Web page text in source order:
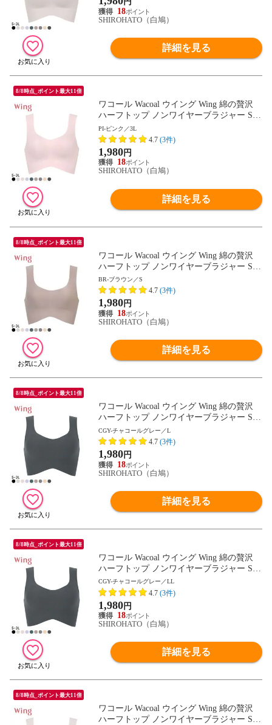
18
SHIROHATO（白鳩）
詳細を見る
8/8時点_ポイント最大11倍
ワコール Wacoal ウイング Wing 綿の贅沢
ハーフトップ ノンワイヤーブラジャー S-3
L ワイヤレスブラ 耐静電気 吸放湿
PI-ピンク／3L
4.7 (3件)
1,980円
18
SHIROHATO（白鳩）
詳細を見る
8/8時点_ポイント最大11倍
ワコール Wacoal ウイング Wing 綿の贅沢
ハーフトップ ノンワイヤーブラジャー S-3
L ワイヤレスブラ 耐静電気 吸放湿
BR-ブラウン／S
4.7 (3件)
1,980円
18
SHIROHATO（白鳩）
詳細を見る
8/8時点_ポイント最大11倍
ワコール Wacoal ウイング Wing 綿の贅沢
ハーフトップ ノンワイヤーブラジャー S-3
L ワイヤレスブラ 耐静電気 吸放湿
CGY-チャコールグレー／L
4.7 (3件)
1,980円
18
SHIROHATO（白鳩）
詳細を見る
8/8時点_ポイント最大11倍
ワコール Wacoal ウイング Wing 綿の贅沢
ハーフトップ ノンワイヤーブラジャー S-3
L ワイヤレスブラ 耐静電気 吸放湿
CGY-チャコールグレー／LL
4.7 (3件)
1,980円
18
SHIROHATO（白鳩）
詳細を見る
8/8時点_ポイント最大11倍
ワコール Wacoal ウイング Wing 綿の贅沢
ハーフトップ ノンワイヤーブラジャー S-3